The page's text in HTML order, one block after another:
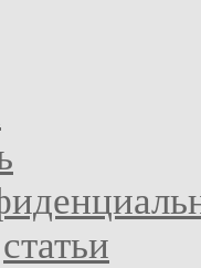
статьи